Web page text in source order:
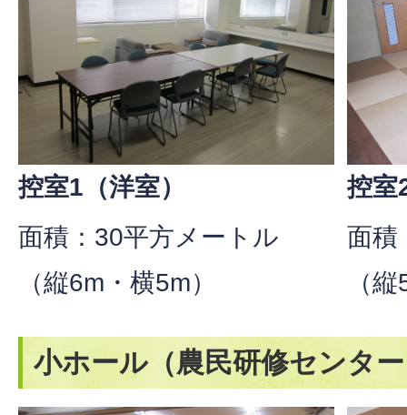
控室1（洋室）
面積：30平方メートル
（縦6m・横5m）
控室
面積
（
小ホール（農民研修センタ